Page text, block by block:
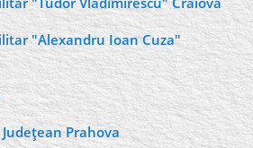
"Alexandru Ioan Cuza"
Prahova